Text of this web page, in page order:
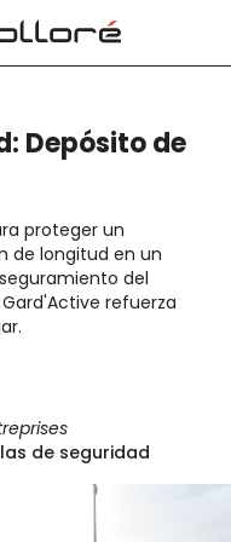
Depósito de
proteger un
de longitud en un
del
refuerza
de seguridad